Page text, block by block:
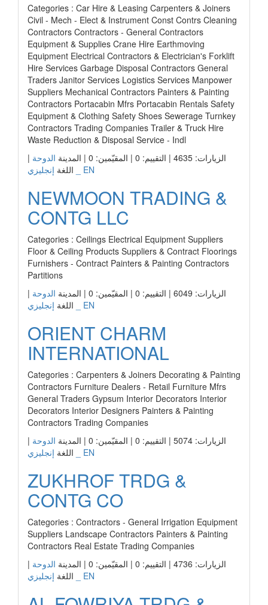
Categories : Car Hire & Leasing Carpenters & Joiners
Civil - Mech - Elect & Instrument Const Contrs Cleaning
Contractors Contractors - General Contractors
Equipment & Supplies Crane Hire Earthmoving
Equipment Electrical Contractors & Electrician's Forklift
Hire Services Garbage Disposal Contractors General
Traders Janitor Services Logistics Services Manpower
Suppliers Mechanical Contractors Painters & Painting
Contractors Portacabin Mfrs Portacabin Rentals Safety
Equipment & Clothing Safety Shoes Sewerage Turnkey
Contractors Trading Companies Trailer & Truck Hire
Waste Reduction & Disposal Service - Indl
الزيارات: 4635 | التقييم: 0 | المقيّمين: 0 | المدينة
الدوحة |
اللغة إنجليزي _ EN
NEWMOON TRADING &
CONTG LLC
Categories : Ceilings Electrical Equipment Suppliers
Floor & Ceiling Products Suppliers & Contract Floorings
Furnishers - Contract Painters & Painting Contractors
Partitions
الزيارات: 6049 | التقييم: 0 | المقيّمين: 0 | المدينة
الدوحة |
اللغة إنجليزي _ EN
ORIENT CHARM
INTERNATIONAL
Categories : Carpenters & Joiners Decorating & Painting
Contractors Furniture Dealers - Retail Furniture Mfrs
General Traders Gypsum Interior Decorators Interior
Decorators Interior Designers Painters & Painting
Contractors Trading Companies
الزيارات: 5074 | التقييم: 0 | المقيّمين: 0 | المدينة
الدوحة |
اللغة إنجليزي _ EN
ZUKHROF TRDG &
CONTG CO
Categories : Contractors - General Irrigation Equipment
Suppliers Landscape Contractors Painters & Painting
Contractors Real Estate Trading Companies
الزيارات: 4736 | التقييم: 0 | المقيّمين: 0 | المدينة
الدوحة |
اللغة إنجليزي _ EN